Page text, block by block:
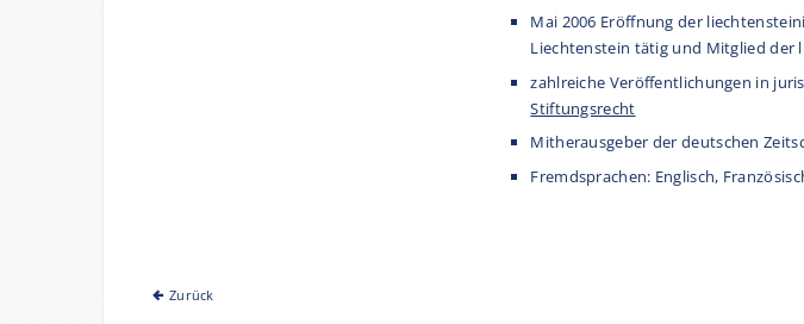
Mai 2006 Eröffnung der
Liechtenstein tätig und Mitglied der
zahlreiche Veröffentlichungen in
Stiftungsrecht
Mitherausgeber der deutschen
Fremdsprachen: Englisch,
Zurück